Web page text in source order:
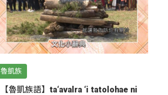
魯凱族
【魯凱族語】ta‘avalra ‘i tatolohae ni